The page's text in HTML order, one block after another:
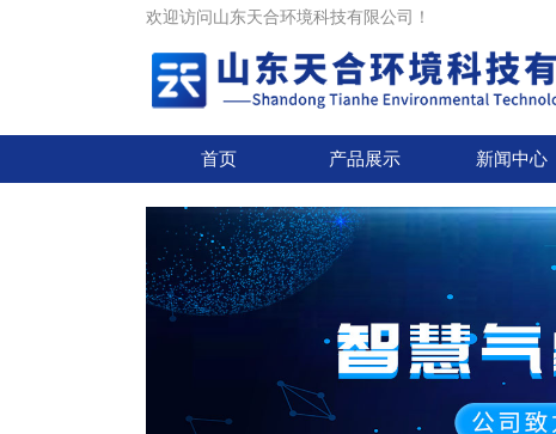
欢迎访问山东天合环境科技有限公司！
首页 产品展示 新闻中心